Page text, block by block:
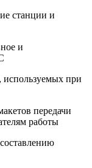
станции и
и
при
передачи
работы